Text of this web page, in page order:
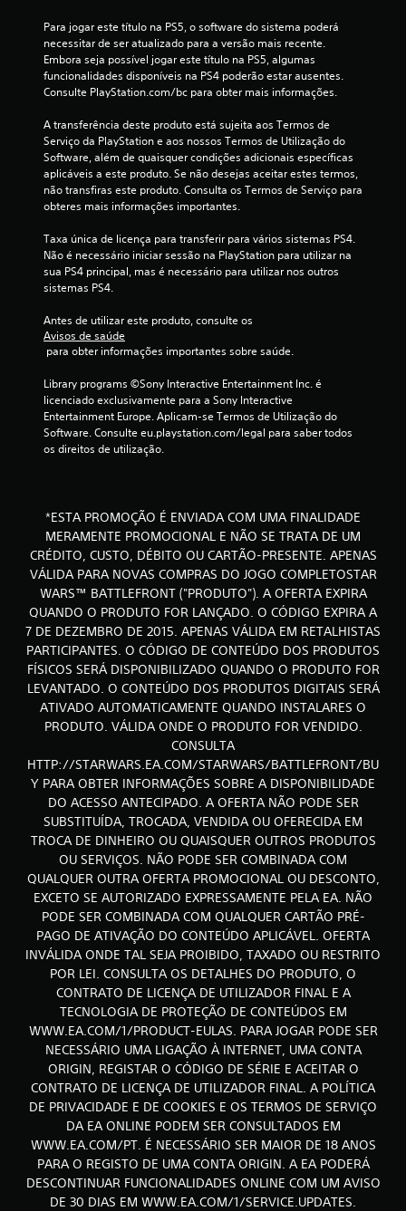
e
m
m
á
x
m
o
i
o
)
c
o
m
b
a
s
e
e
m
1
7
0
5
6
8
c
l
a
s
Para jogar este título na PS5, o software do sistema poderá
necessitar de ser atualizado para a versão mais recente.
Embora seja possível jogar este título na PS5, algumas
funcionalidades disponíveis na PS4 poderão estar ausentes.
Consulte PlayStation.com/bc para obter mais informações.
A transferência deste produto está sujeita aos Termos de
Serviço da PlayStation e aos nossos Termos de Utilização do
Software, além de quaisquer condições adicionais específicas
aplicáveis a este produto. Se não desejas aceitar estes termos,
não transfiras este produto. Consulta os Termos de Serviço para
obteres mais informações importantes.
Taxa única de licença para transferir para vários sistemas PS4.
Não é necessário iniciar sessão na PlayStation para utilizar na
sua PS4 principal, mas é necessário para utilizar nos outros
sistemas PS4.
Antes de utilizar este produto, consulte os
Avisos de saúde
para obter informações importantes sobre saúde.
Library programs ©Sony Interactive Entertainment Inc. é
licenciado exclusivamente para a Sony Interactive
Entertainment Europe. Aplicam-se Termos de Utilização do
Software. Consulte eu.playstation.com/legal para saber todos
os direitos de utilização.
*ESTA PROMOÇÃO É ENVIADA COM UMA FINALIDADE
MERAMENTE PROMOCIONAL E NÃO SE TRATA DE UM
CRÉDITO, CUSTO, DÉBITO OU CARTÃO-PRESENTE. APENAS
VÁLIDA PARA NOVAS COMPRAS DO JOGO COMPLETOSTAR
WARS™ BATTLEFRONT ("PRODUTO"). A OFERTA EXPIRA
QUANDO O PRODUTO FOR LANÇADO. O CÓDIGO EXPIRA A
7 DE DEZEMBRO DE 2015. APENAS VÁLIDA EM RETALHISTAS
PARTICIPANTES. O CÓDIGO DE CONTEÚDO DOS PRODUTOS
FÍSICOS SERÁ DISPONIBILIZADO QUANDO O PRODUTO FOR
LEVANTADO. O CONTEÚDO DOS PRODUTOS DIGITAIS SERÁ
ATIVADO AUTOMATICAMENTE QUANDO INSTALARES O
PRODUTO. VÁLIDA ONDE O PRODUTO FOR VENDIDO.
CONSULTA
HTTP://STARWARS.EA.COM/STARWARS/BATTLEFRONT/BU
Y PARA OBTER INFORMAÇÕES SOBRE A DISPONIBILIDADE
DO ACESSO ANTECIPADO. A OFERTA NÃO PODE SER
SUBSTITUÍDA, TROCADA, VENDIDA OU OFERECIDA EM
TROCA DE DINHEIRO OU QUAISQUER OUTROS PRODUTOS
OU SERVIÇOS. NÃO PODE SER COMBINADA COM
QUALQUER OUTRA OFERTA PROMOCIONAL OU DESCONTO,
EXCETO SE AUTORIZADO EXPRESSAMENTE PELA EA. NÃO
PODE SER COMBINADA COM QUALQUER CARTÃO PRÉ-
PAGO DE ATIVAÇÃO DO CONTEÚDO APLICÁVEL. OFERTA
INVÁLIDA ONDE TAL SEJA PROIBIDO, TAXADO OU RESTRITO
POR LEI. CONSULTA OS DETALHES DO PRODUTO, O
CONTRATO DE LICENÇA DE UTILIZADOR FINAL E A
TECNOLOGIA DE PROTEÇÃO DE CONTEÚDOS EM
WWW.EA.COM/1/PRODUCT-EULAS. PARA JOGAR PODE SER
NECESSÁRIO UMA LIGAÇÃO À INTERNET, UMA CONTA
ORIGIN, REGISTAR O CÓDIGO DE SÉRIE E ACEITAR O
CONTRATO DE LICENÇA DE UTILIZADOR FINAL. A POLÍTICA
DE PRIVACIDADE E DE COOKIES E OS TERMOS DE SERVIÇO
DA EA ONLINE PODEM SER CONSULTADOS EM
WWW.EA.COM/PT. É NECESSÁRIO SER MAIOR DE 18 ANOS
PARA O REGISTO DE UMA CONTA ORIGIN. A EA PODERÁ
DESCONTINUAR FUNCIONALIDADES ONLINE COM UM AVISO
DE 30 DIAS EM WWW.EA.COM/1/SERVICE.UPDATES.